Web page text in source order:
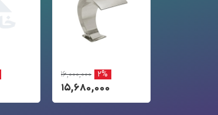
۱۶,۰۰۰,۰۰۰ ۲%
۱۵,۶۸۰,۰۰۰